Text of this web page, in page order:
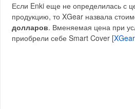
Если Enki еще не определилась с
продукцию, то XGear назвала
долларов. Вменяемая цена при
приобрели себе Smart Cover [XGear